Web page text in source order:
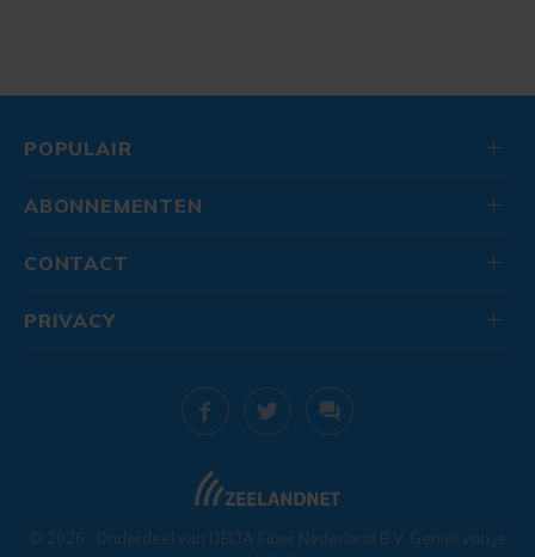
POPULAIR
ABONNEMENTEN
CONTACT
© 2026 . Onderdeel van DELTA Fiber Nederland B.V. Geniet van je
PRIVACY